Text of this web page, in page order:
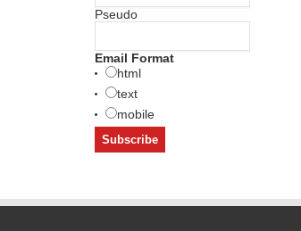
Pseudo
Email Format
html
text
mobile